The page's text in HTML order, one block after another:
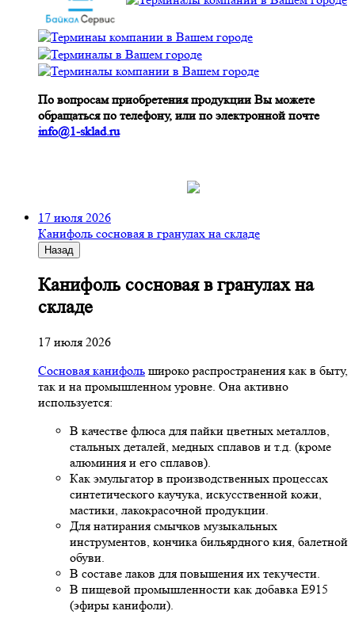
По вопросам приобретения продукции Вы можете
обращаться по телефону, или по электронной почте
info@1-sklad.ru
17 июля 2026
Канифоль сосновая в гранулах на складе
Назад
Канифоль сосновая в гранулах на
складе
17 июля 2026
Сосновая канифоль широко распространения как в быту,
так и на промышленном уровне. Она активно
используется:
В качестве флюса для пайки цветных металлов,
стальных деталей, медных сплавов и т.д. (кроме
алюминия и его сплавов).
Как эмульгатор в производственных процессах
синтетического каучука, искусственной кожи,
мастики, лакокрасочной продукции.
Для натирания смычков музыкальных
инструментов, кончика бильярдного кия, балетной
обуви.
В составе лаков для повышения их текучести.
В пищевой промышленности как добавка Е915
(эфиры канифоли).